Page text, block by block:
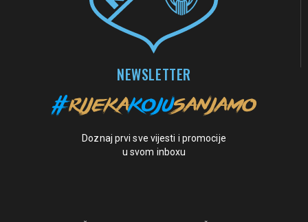
NEWSLETTER
Doznaj prvi sve vijesti i promocije
u svom inboxu